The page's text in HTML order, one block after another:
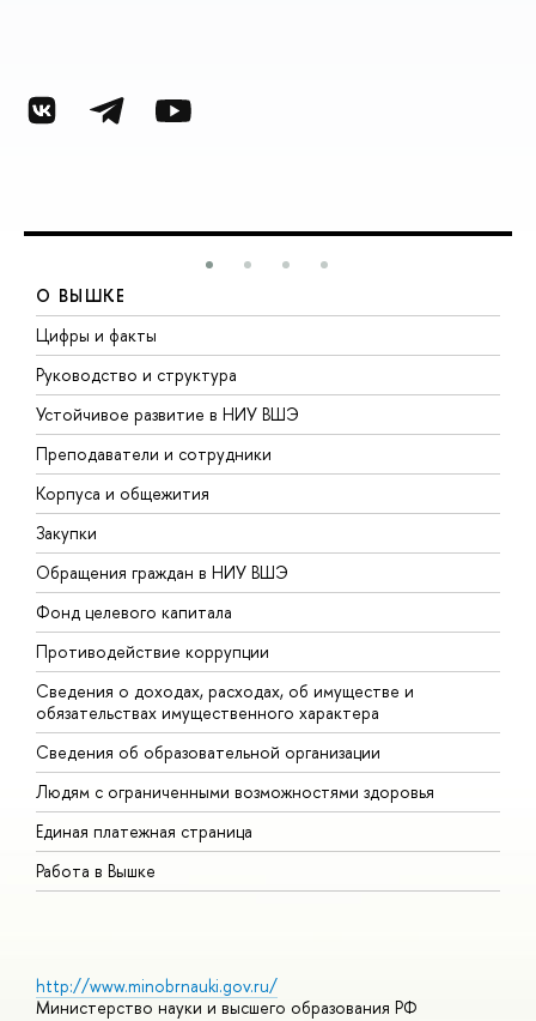
О ВЫШКЕ
Цифры и факты
Руководство и структура
Устойчивое развитие в НИУ ВШЭ
Преподаватели и сотрудники
Корпуса и общежития
Закупки
Обращения граждан в НИУ ВШЭ
Фонд целевого капитала
Противодействие коррупции
Сведения о доходах, расходах, об имуществе и
обязательствах имущественного характера
Сведения об образовательной организации
Людям с ограниченными возможностями здоровья
Единая платежная страница
Работа в Вышке
http://www.minobrnauki.gov.ru/
Министерство науки и высшего образования РФ